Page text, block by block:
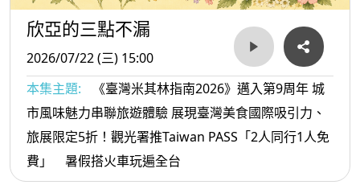
欣亞的三點不漏
2026/07/22 (三) 15:00
本集主題:
《臺灣米其林指南2026》邁入第9周年 城
市風味魅力串聯旅遊體驗 展現臺灣美食國際吸引力、
旅展限定5折！觀光署推Taiwan PASS「2人同行1人免
費」 暑假搭火車玩遍全台